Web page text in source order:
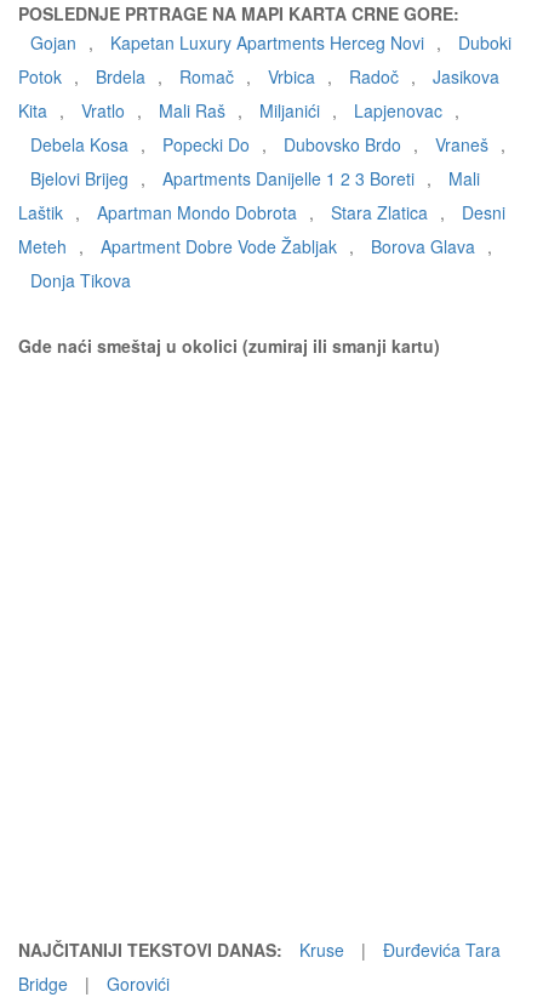
POSLEDNJE PRTRAGE NA MAPI KARTA CRNE GORE:
Gojan , Kapetan Luxury Apartments Herceg Novi ,
Duboki
Potok , Brdela , Romač , Vrbica , Radoč ,
Jasikova
Kita , Vratlo , Mali Raš , Miljanići , Lapjenovac ,
Debela Kosa , Popecki Do , Dubovsko Brdo , Vraneš ,
Bjelovi Brijeg , Apartments Danijelle 1 2 3 Boreti ,
Mali
Laštik , Apartman Mondo Dobrota , Stara Zlatica ,
Desni
Meteh , Apartment Dobre Vode Žabljak , Borova Glava ,
Donja Tikova
Gde naći smeštaj u okolici (zumiraj ili smanji kartu)
NAJČITANIJI TEKSTOVI DANAS: Kruse |
Đurđevića Tara
Bridge
| Gorovići